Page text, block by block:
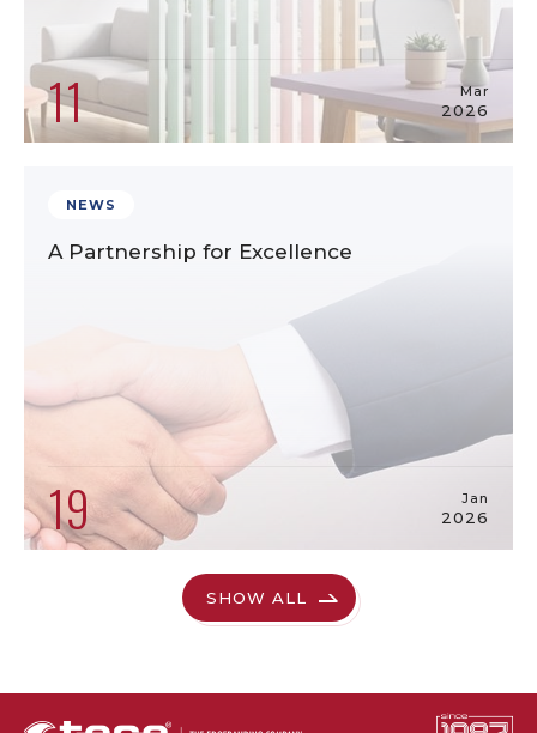
11 Mar
2026
NEWS
A Partnership for Excellence
19 Jan
2026
SHOW ALL